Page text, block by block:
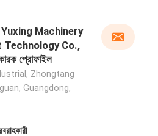
Machinery
Technology Co.,
প্রোফাইল
Zhongtang
Guangdong,